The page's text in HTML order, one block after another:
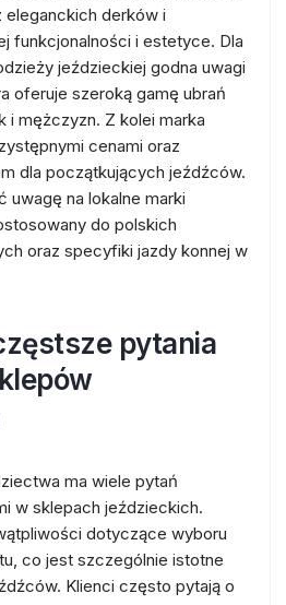
eleganckich derków i
funkcjonalności i estetyce. Dla
jeździeckiej godna uwagi
oferuje szeroką gamę ubrań
i mężczyzn. Z kolei marka
cenami oraz
dla początkujących jeźdźców.
uwagę na lokalne marki
do polskich
oraz specyfiki jazdy konnej w
pytania
ma wiele pytań
w sklepach jeździeckich.
dotyczące wyboru
co jest szczególnie istotne
Klienci często pytają o